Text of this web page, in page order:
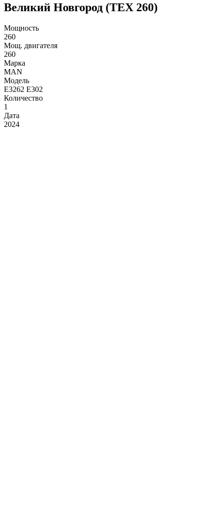
Великий Новгород (ТЕХ 260)
Мощность
260
Мощ. двигателя
260
Марка
MAN
Модель
E3262 E302
Количество
1
Дата
2024